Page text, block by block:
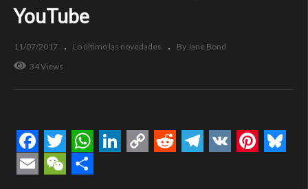
YouTube
11/07/2017 Lo último las novedades
By Jane Bond
34 Views
Facebook
TwitterWhatsApp